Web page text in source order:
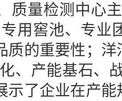
质量检测中心
用窖池、专业
质的重要性；
、产能基石、
示了企业在产